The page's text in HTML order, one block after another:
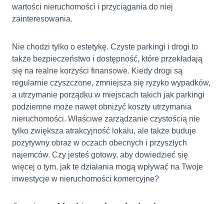
wartości nieruchomości i przyciągania do niej
zainteresowania.
Nie chodzi tylko o estetykę. Czyste parkingi i drogi to
także bezpieczeństwo i dostępność, które przekładają
się na realne korzyści finansowe. Kiedy drogi są
regularnie czyszczone, zmniejsza się ryzyko wypadków,
a utrzymanie porządku w miejscach takich jak parkingi
podziemne może nawet obniżyć koszty utrzymania
nieruchomości. Właściwe zarządzanie czystością nie
tylko zwiększa atrakcyjność lokalu, ale także buduje
pozytywny obraz w oczach obecnych i przyszłych
najemców. Czy jesteś gotowy, aby dowiedzieć się
więcej o tym, jak te działania mogą wpływać na Twoje
inwestycje w nieruchomości komercyjne?